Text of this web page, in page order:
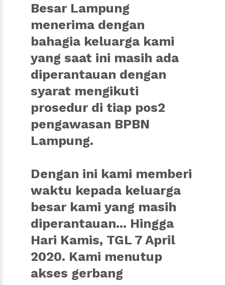
Besar Lampung
menerima dengan
bahagia keluarga kami
yang saat ini masih ada
diperantauan dengan
syarat mengikuti
prosedur di tiap pos2
pengawasan BPBN
Lampung.
Dengan ini kami memberi
waktu kepada keluarga
besar kami yang masih
diperantauan... Hingga
Hari Kamis, TGL 7 April
2020. Kami menutup
akses gerbang